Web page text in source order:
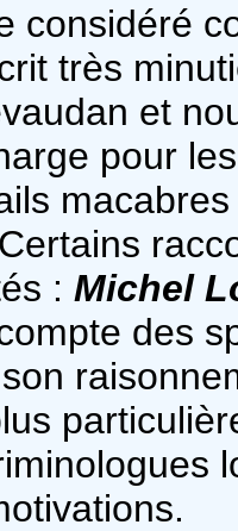
considéré
très
et
pour
: Michel
des